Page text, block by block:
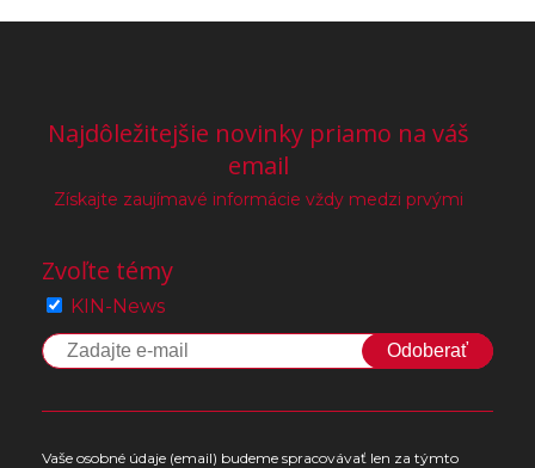
Najdôležitejšie novinky priamo na váš
email
Získajte zaujímavé informácie vždy medzi prvými
Zvoľte témy
KIN-News
Odoberať
Vaše osobné údaje (email) budeme spracovávať len za týmto